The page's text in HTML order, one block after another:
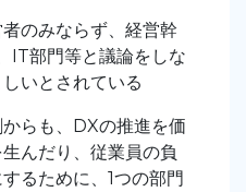
のみならず、経営幹
IT部門等と議論をしな
いとされている
らも、DXの推進を価
んだり、従業員の負
るために、1つの部門